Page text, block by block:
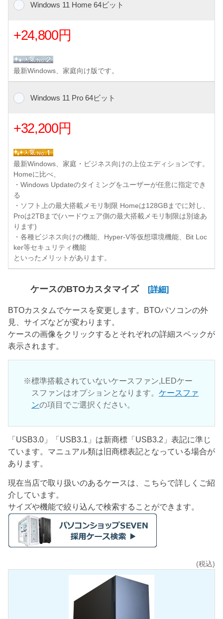
Windows 11 Home 64ビット
+24,800円
最新Windows、家庭向け版です。
Windows 11 Pro 64ビット
+32,200円
最新Windows、家庭・ビジネス向けの上位エディションです。
Homeに比べ、
・Windows Updateのタイミングをユーザーが任意に指定でき
る
・ソフト上の最大搭載メモリ制限 Homeは128GBまでに対し、
Proは2TBまで(ハードウェア側の最大搭載メモリ制限は別途あ
ります)
・各種ビジネス向けの機能、Hyper-V等仮想環境機能、Bit Loc
ker等セキュリティ機能
といったメリットがあります。
ケースのBTOカスタマイズ [詳細]
BTOカスタムでケースを変更します。BTOパソコンの外
見、サイズなどが変わります。
ケースの画像をクリックするとそれぞれの詳細スペックが
表示されます。
標準搭載されていないケースファン,LEDケー
スファンはオプションとなります。 ケースファ
ンの項目でご選択ください。
「USB3.0」「USB3.1」は新商標「USB3.2」表記に準じ
ています。マニュアル類は旧商標表記となっている場合が
あります。
現在当店で取り扱いのあるケースは、こちらで詳しくご紹
介しています。
サイズや機能で絞り込んで検索することができます。
(税込)